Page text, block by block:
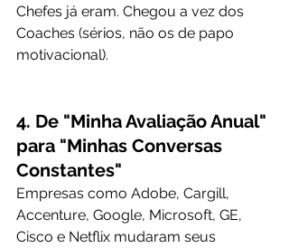
Chefes já eram. Chegou a vez dos
Coaches (sérios, não os de papo
motivacional).
4. De "Minha Avaliação Anual"
para "Minhas Conversas
Constantes"
Empresas como Adobe, Cargill,
Accenture, Google, Microsoft, GE,
Cisco e Netflix mudaram seus